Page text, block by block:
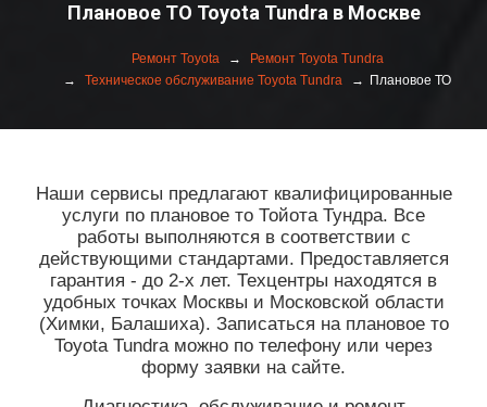
Плановое ТО Toyota Tundra в Москве
Ремонт Toyota
Ремонт Toyota Tundra
Техническое обслуживание Toyota Tundra
Плановое ТО
Наши сервисы предлагают квалифицированные
услуги по плановое то Тойота Тундра. Все
работы выполняются в соответствии с
действующими стандартами. Предоставляется
гарантия - до 2-х лет. Техцентры находятся в
удобных точках Москвы и Московской области
(Химки, Балашиха). Записаться на плановое то
Toyota Tundra можно по телефону или через
форму заявки на сайте.